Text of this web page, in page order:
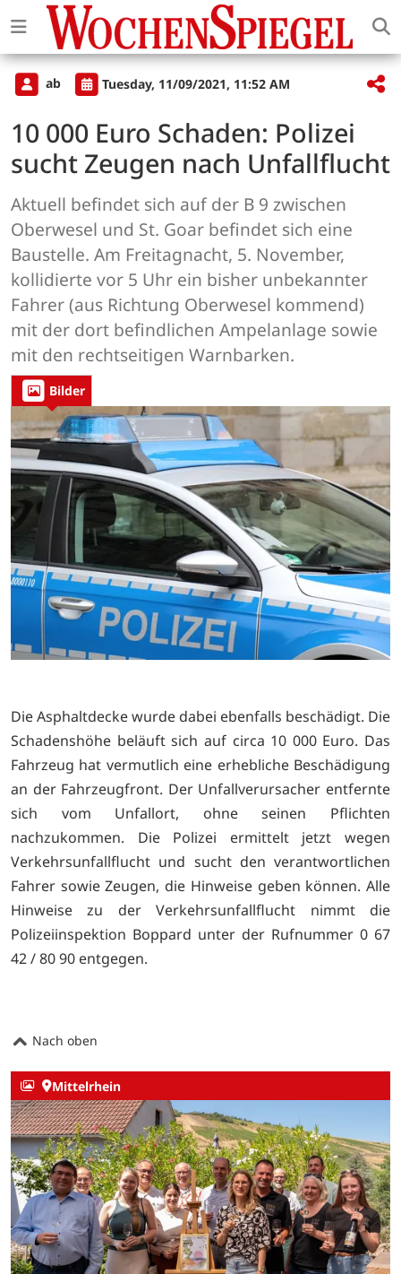
ab Tuesday, 11/09/2021, 11:52 AM
10 000 Euro Schaden: Polizei
sucht Zeugen nach Unfallflucht
Aktuell befindet sich auf der B 9 zwischen
Oberwesel und St. Goar befindet sich eine
Baustelle. Am Freitagnacht, 5. November,
kollidierte vor 5 Uhr ein bisher unbekannter
Fahrer (aus Richtung Oberwesel kommend)
mit der dort befindlichen Ampelanlage sowie
mit den rechtseitigen Warnbarken.
Bilder
Die Asphaltdecke wurde dabei ebenfalls beschädigt. Die
Schadenshöhe beläuft sich auf circa 10 000 Euro. Das
Fahrzeug hat vermutlich eine erhebliche Beschädigung
an der Fahrzeugfront. Der Unfallverursacher entfernte
sich vom Unfallort, ohne seinen Pflichten
nachzukommen. Die Polizei ermittelt jetzt wegen
Verkehrsunfallflucht und sucht den verantwortlichen
Fahrer sowie Zeugen, die Hinweise geben können. Alle
Hinweise zu der Verkehrsunfallflucht nimmt die
Polizeiinspektion Boppard unter der Rufnummer 0 67
42 / 80 90 entgegen.
Nach oben
Mittelrhein